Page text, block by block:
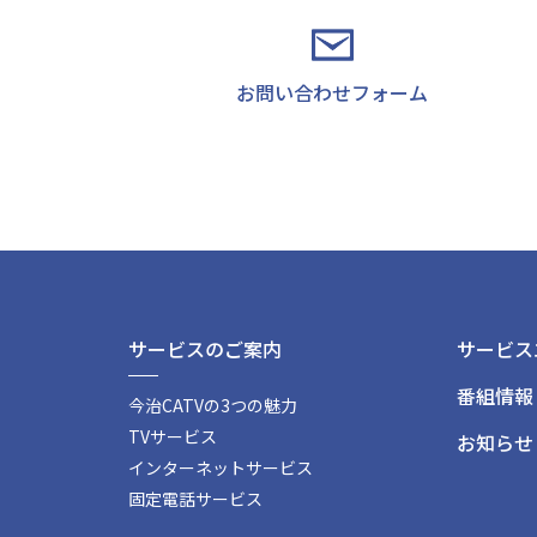
お問い合わせフォーム
サービスのご案内
今治CATVの3つの魅力
TVサービス
インターネットサービス
固定電話サービス
サービ
番組情報
お知らせ